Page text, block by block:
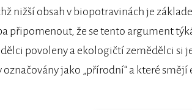
nižší obsah v biopotravinách je
připomenout, že se tento argument
povoleny a ekologičtí zemědělci si
jako „přírodní“ a které